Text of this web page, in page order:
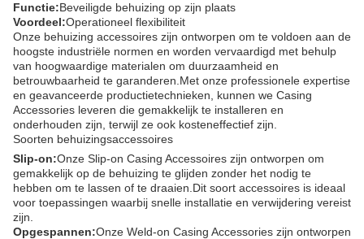
Functie:Beveiligde behuizing op zijn plaats
Voordeel:Operationeel flexibiliteit
Onze behuizing accessoires zijn ontworpen om te voldoen aan de
hoogste industriële normen en worden vervaardigd met behulp
van hoogwaardige materialen om duurzaamheid en
betrouwbaarheid te garanderen.Met onze professionele expertise
en geavanceerde productietechnieken, kunnen we Casing
Accessories leveren die gemakkelijk te installeren en
onderhouden zijn, terwijl ze ook kosteneffectief zijn.
Soorten behuizingsaccessoires
Slip-on:Onze Slip-on Casing Accessoires zijn ontworpen om
gemakkelijk op de behuizing te glijden zonder het nodig te
hebben om te lassen of te draaien.Dit soort accessoires is ideaal
voor toepassingen waarbij snelle installatie en verwijdering vereist
zijn.
Opgespannen:Onze Weld-on Casing Accessories zijn ontworpen